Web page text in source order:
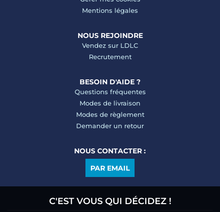
C'EST VOUS QUI DÉCIDEZ !
Mentions légales
NOUS REJOINDRE
Vendez sur LDLC
Recrutement
BESOIN D'AIDE ?
Questions fréquentes
Modes de livraison
Modes de règlement
Demander un retour
NOUS CONTACTER :
PAR EMAIL